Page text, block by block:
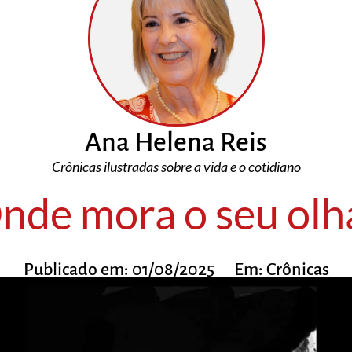
Ana Helena Reis
Crônicas ilustradas sobre a vida e o cotidiano
mora o seu
Publicado em: 01/08/2025 Em: Crônicas